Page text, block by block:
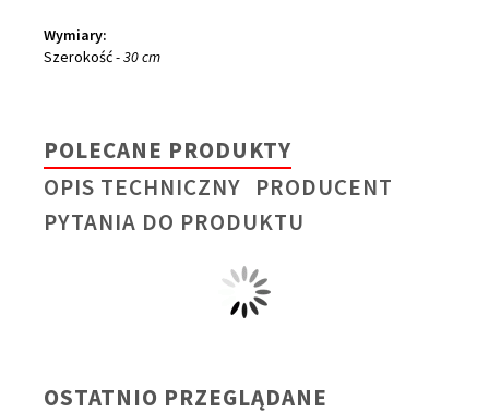
Wymiary:
Szerokość- 30 cm
POLECANE PRODUKTY
OPIS TECHNICZNY PRODUCENT
PYTANIA DO PRODUKTU
OSTATNIO PRZEGLĄDANE